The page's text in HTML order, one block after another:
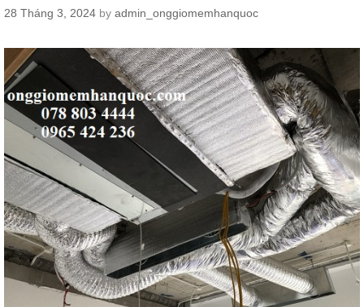
28 Tháng 3, 2024 by admin_onggiomemhanquoc